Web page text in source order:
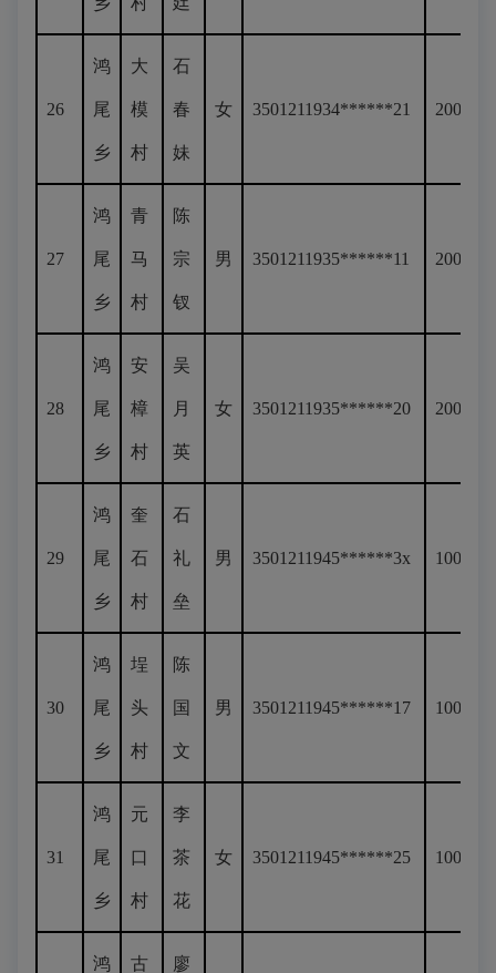
26
鸿
尾
乡
大
模
村
石
春
妹
女 3501211934******21 200
27
鸿
尾
乡
青
马
村
陈
宗
钗
男 3501211935******11 200
28
鸿
尾
乡
安
樟
村
吴
月
英
女 3501211935******20 200
29
鸿
尾
乡
奎
石
村
石
礼
垒
男 3501211945******3x 100
30
鸿
尾
乡
埕
头
村
陈
国
文
男 3501211945******17 100
31
鸿
尾
乡
元
口
村
李
茶
花
女 3501211945******25 100
鸿 古 廖